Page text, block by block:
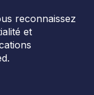
reconnaissez
et